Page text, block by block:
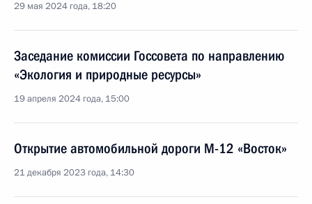
29 мая 2024 года, 18:20
Заседание комиссии Госсовета по направлению
«Экология и природные ресурсы»
19 апреля 2024 года, 15:00
Открытие автомобильной дороги М-12 «Восток»
21 декабря 2023 года, 14:30